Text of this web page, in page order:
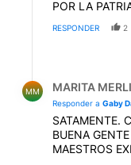
POR LA
RESPONDER 2
MM MARITA
Responder a Gaby
SATAMENTE.
BUENA
MAESTROS